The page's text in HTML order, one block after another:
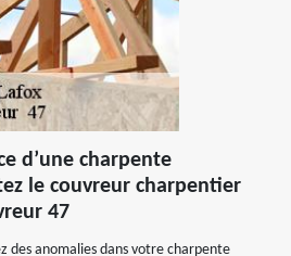
d’une charpente
le couvreur charpentier
47
des anomalies dans votre charpente